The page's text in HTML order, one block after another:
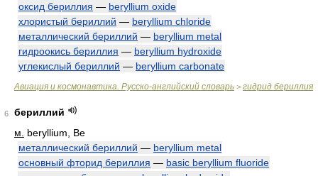
оксид бериллия — beryllium oxide
хлористый бериллий — beryllium chloride
металлический бериллий — beryllium metal
гидроокись бериллия — beryllium hydroxide
углекислый бериллий — beryllium carbonate
Авиация и космонавтика. Русско-английский словарь > гидрид бериллия
6
бериллий
м.
beryllium, Be
металлический бериллий — beryllium metal
основный фторид бериллия — basic beryllium fluoride